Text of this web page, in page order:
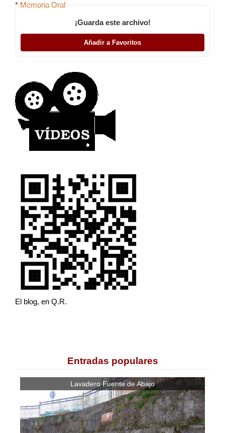
* Memoria Oral
¡Guarda este archivo!
Añadir a Favoritos
El blog, en Q.R.
Entradas populares
Lavadero Fuente de Abajo